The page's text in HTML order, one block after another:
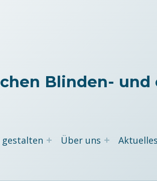
Blinden- und
gestalten Über uns Aktuelles